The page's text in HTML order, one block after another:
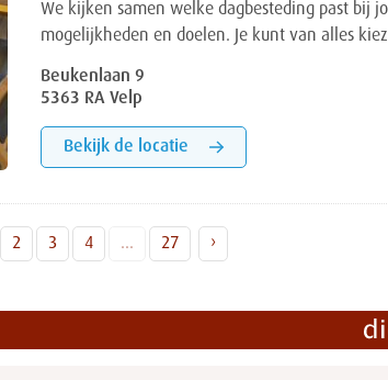
We kijken samen welke dagbesteding past bij
mogelijkheden en doelen. Je kunt van alles
Beukenlaan 9
5363 RA Velp
Bekijk de locatie
2 3 4 ... 27 ›